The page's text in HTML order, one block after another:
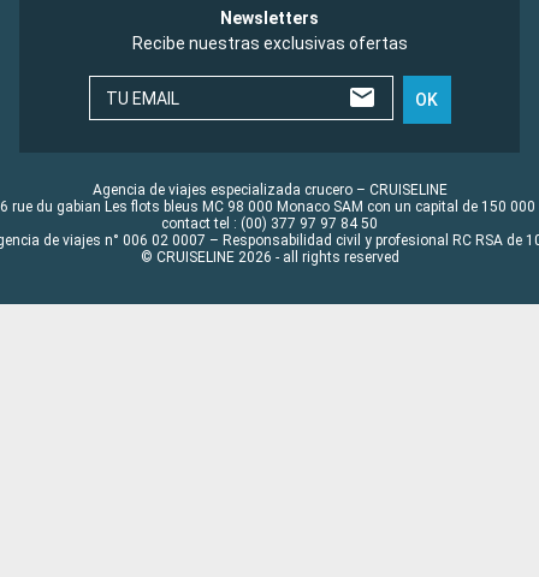
Newsletters
Recibe nuestras exclusivas ofertas
TU EMAIL OK
Agencia de viajes especializada crucero – CRUISELINE
rue du gabian Les flots bleus MC 98 000 Monaco SAM con un capital de 150 000
contact tel : (00) 377 97 97 84 50
de viajes n° 006 02 0007 – Responsabilidad civil y profesional RC RSA de
© CRUISELINE 2026 - all rights reserved